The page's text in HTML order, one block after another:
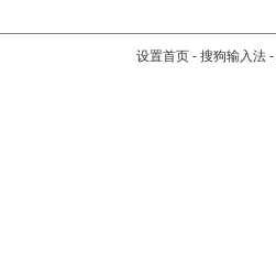
设置首页 - 搜狗输入法 -